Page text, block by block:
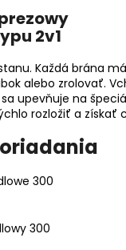
2v1
Každá brána
alebo zrolovať.
upevňuje na
rozložiť a získať